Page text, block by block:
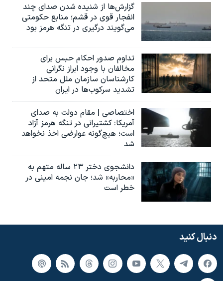
گزارش‌ها از شنیده شدن صدای چند
انفجار قوی در قشم؛ منابع حکومتی
می‌گویند درگیری در تنگه هرمز بود
تداوم صدور احکام حبس برای
مخالفان با وجود ابراز نگرانی
کارشناسان سازمان ملل متحد از
تشدید سرکوب‌ها در ایران
اختصاصی | مقام دولت به صدای
آمریکا: کشتیرانی در تنگه هرمز آزاد
است؛ هیچ‌گونه عوارضی اخذ نخواهد
شد
دانشجوی دختر ۲۳ ساله متهم به
«محاربه» شد؛ جان نجمه امینی در
خطر است
دنبال کنید